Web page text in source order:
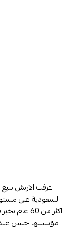
عرفت الاربش
اكثر من 60
مؤسسها حسن